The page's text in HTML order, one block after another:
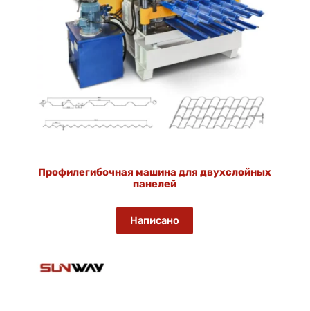
Профилегибочная машина для двухслойных
панелей
Написано